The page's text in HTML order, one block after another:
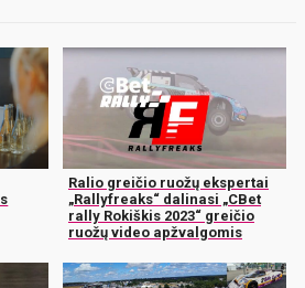
Ralio greičio ruožų ekspertai
„Rallyfreaks“ dalinasi „CBet
rally Rokiškis 2023“ greičio
ruožų video apžvalgomis